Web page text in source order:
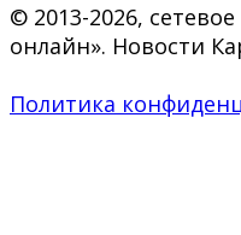
© 2013-2026,
онлайн». Новости
Политика